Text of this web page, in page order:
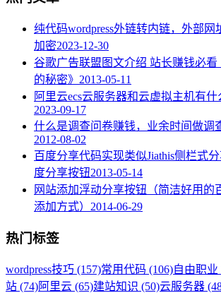
纯代码wordpress外链转内链，外部网
加密2023-12-30
谷歌广告联盟图文介绍 站长赚钱必看
的秘密》 2013-05-11
阿里云ecs云服务器和云虚拟主机有什
2023-09-17
什么是调查问卷赚钱，业余时间做调
2012-08-02
百度分享代码实现类似Jiathis侧栏式
度分享按钮2013-05-14
网站添加浮动分享按钮（简洁好用的
添加方式） 2014-06-29
热门标签
wordpress技巧 (157)常用代码 (106)自由职业
站 (74)阿里云 (65)建站知识 (50)云服务器